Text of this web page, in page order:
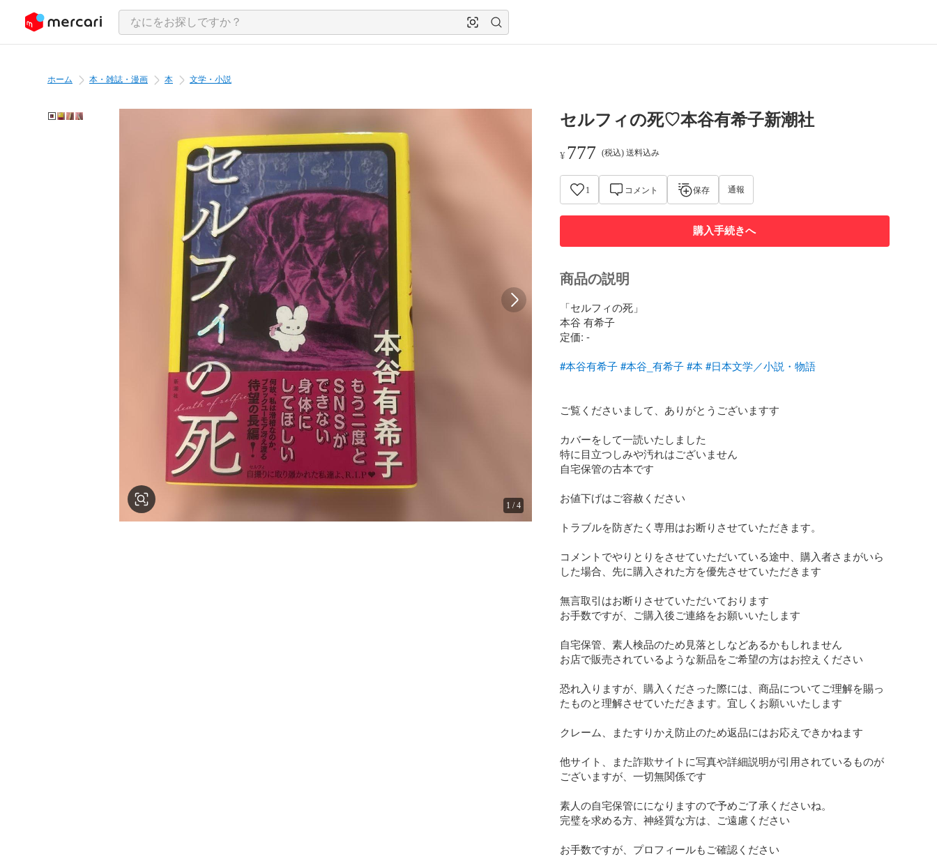
ツにスキップ
ホーム 本・雑誌・漫画 本 文学・小説
1 /4
セルフィの死♡本谷有希子新潮社
¥ 777 (税込) 送料込み
1 コメント 保存 通報
購入手続きへ
商品の説明
「セルフィの死」
本谷 有希子
定価: -
#本谷有希子 #本谷_有希子 #本 #日本文学／小説・物語
ご覧くださいまして、ありがとうございますす
カバーをして一読いたしました
特に目立つしみや汚れはございません
自宅保管の古本です
お値下げはご容赦ください
トラブルを防ぎたく専用はお断りさせていただきます。
コメントでやりとりをさせていただいている途中、購入者さまがいら
した場合、先に購入された方を優先させていただきます
無言取引はお断りさせていただいております
お手数ですが、ご購入後ご連絡をお願いいたします
自宅保管、素人検品のため見落としなどあるかもしれません
お店で販売されているような新品をご希望の方はお控えください
恐れ入りますが、購入くださった際には、商品についてご理解を賜っ
たものと理解させていただきます。宜しくお願いいたします
クレーム、またすりかえ防止のため返品にはお応えできかねます
他サイト、また詐欺サイトに写真や詳細説明が引用されているものが
ございますが、一切無関係です
素人の自宅保管にになりますので予めご了承くださいね。
完璧を求める方、神経質な方は、ご遠慮ください
お手数ですが、プロフィールもご確認ください